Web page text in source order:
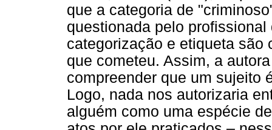
que a categoria de
questionada pelo
categorização e etiqueta são
que cometeu. Assim, a
compreender que um sujeito
Logo, nada nos autorizaria
alguém como uma espécie